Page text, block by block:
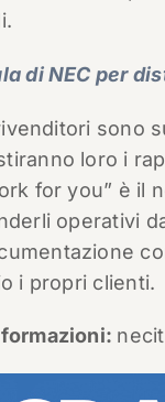
di NEC per
sono
loro i
for you” è il
operativi
i propri clienti.